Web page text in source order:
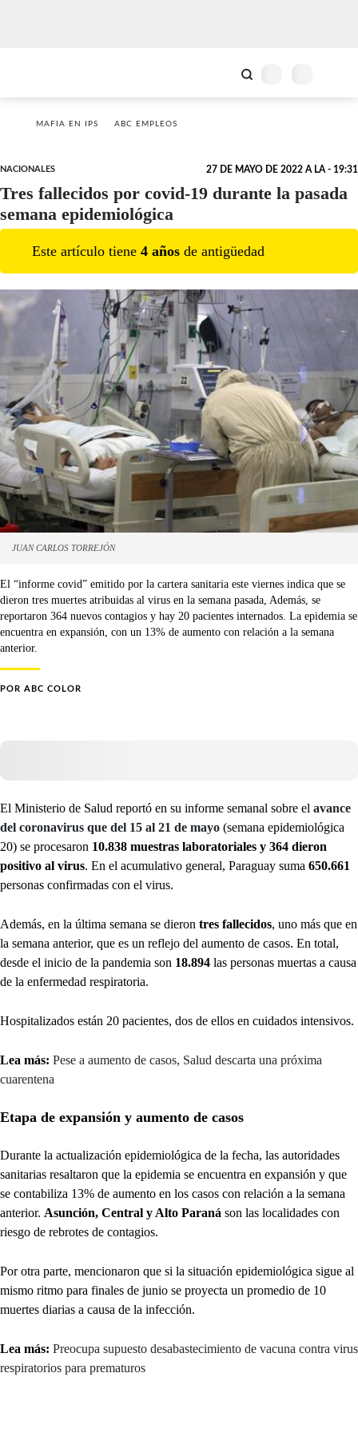
MAFIA EN IPS ABC EMPLEOS
NACIONALES 27 DE MAYO DE 2022 A LA - 19:31
Tres fallecidos por covid-19 durante la pasada
semana epidemiológica
Este artículo tiene 4 años de antigüedad
JUAN CARLOS TORREJÓN
El “informe covid” emitido por la cartera sanitaria este viernes indica que se
dieron tres muertes atribuidas al virus en la semana pasada, Además, se
reportaron 364 nuevos contagios y hay 20 pacientes internados. La epidemia se
encuentra en expansión, con un 13% de aumento con relación a la semana
anterior.
POR ABC COLOR
El Ministerio de Salud reportó en su informe semanal sobre el avance
del coronavirus que del 15 al 21 de mayo (semana epidemiológica
20) se procesaron 10.838 muestras laboratoriales y 364 dieron
positivo al virus. En el acumulativo general, Paraguay suma 650.661
personas confirmadas con el virus.
Además, en la última semana se dieron tres fallecidos, uno más que en
la semana anterior, que es un reflejo del aumento de casos. En total,
desde el inicio de la pandemia son 18.894 las personas muertas a causa
de la enfermedad respiratoria.
Hospitalizados están 20 pacientes, dos de ellos en cuidados intensivos.
Lea más: Pese a aumento de casos, Salud descarta una próxima
cuarentena
Etapa de expansión y aumento de casos
Durante la actualización epidemiológica de la fecha, las autoridades
sanitarias resaltaron que la epidemia se encuentra en expansión y que
se contabiliza 13% de aumento en los casos con relación a la semana
anterior. Asunción, Central y Alto Paraná son las localidades con
riesgo de rebrotes de contagios.
Por otra parte, mencionaron que si la situación epidemiológica sigue al
mismo ritmo para finales de junio se proyecta un promedio de 10
muertes diarias a causa de la infección.
Lea más: Preocupa supuesto desabastecimiento de vacuna contra virus
respiratorios para prematuros